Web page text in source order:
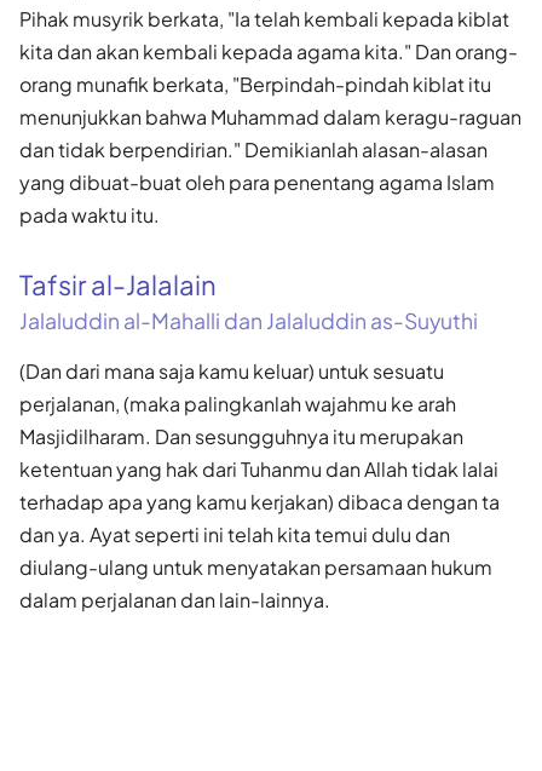
Pihak musyrik berkata, "Ia telah kembali kepada kiblat
kita dan akan kembali kepada agama kita." Dan orang-
orang munafik berkata, "Berpindah-pindah kiblat itu
menunjukkan bahwa Muhammad dalam keragu-raguan
dan tidak berpendirian." Demikianlah alasan-alasan
yang dibuat-buat oleh para penentang agama Islam
pada waktu itu.
Tafsir al-Jalalain
Jalaluddin al-Mahalli dan Jalaluddin as-Suyuthi
(Dan dari mana saja kamu keluar) untuk sesuatu
perjalanan, (maka palingkanlah wajahmu ke arah
Masjidilharam. Dan sesungguhnya itu merupakan
ketentuan yang hak dari Tuhanmu dan Allah tidak lalai
terhadap apa yang kamu kerjakan) dibaca dengan ta
dan ya. Ayat seperti ini telah kita temui dulu dan
diulang-ulang untuk menyatakan persamaan hukum
dalam perjalanan dan lain-lainnya.